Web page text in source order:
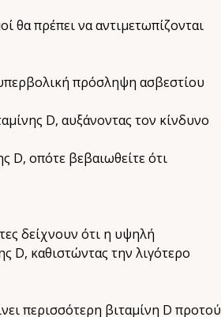
θα πρέπει να αντιμετωπίζονται
πρόσληψη ασβεστίου
D, αυξάνοντας τον κίνδυνο
D, οπότε βεβαιωθείτε ότι
δείχνουν ότι η υψηλή
D, καθιστώντας την λιγότερο
περισσότερη βιταμίνη D προτού